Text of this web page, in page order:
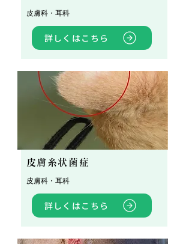
皮膚科・耳科
詳しくはこちら
皮膚糸状菌症
皮膚科・耳科
詳しくはこちら